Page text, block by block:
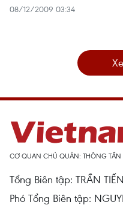
08/12/2009 03:34
CƠ QUAN CHỦ QUẢN: THÔNG TẤN
Tổng Biên tập: TRẦN
Phó Tổng Biên tập: